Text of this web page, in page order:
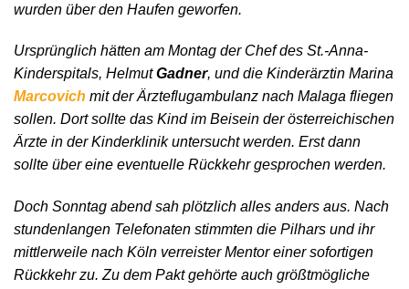
wurden über den Haufen geworfen.
Ursprünglich hätten am Montag der Chef des St.-Anna-
Kinderspitals, HelmutGadner, und die Kinderärztin Marina
Marcovich mit der Ärzteflugambulanz nach Malaga fliegen
sollen. Dort sollte das Kind im Beisein der österreichischen
Ärzte in der Kinderklinik untersucht werden. Erst dann
sollte über eine eventuelle Rückkehr gesprochen werden.
Doch Sonntag abend sah plötzlich alles anders aus. Nach
stundenlangen Telefonaten stimmten die Pilhars und ihr
mittlerweile nach Köln verreister Mentor einer sofortigen
Rückkehr zu. Zu dem Pakt gehörte auch größtmögliche